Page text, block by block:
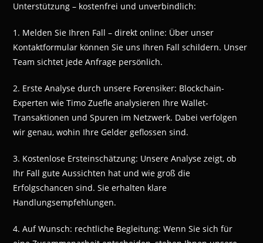
Unterstützung – kostenfrei und unverbindlich:
1. Melden Sie Ihren Fall – direkt online: Über unser
Kontaktformular können Sie uns Ihren Fall schildern. Unser
Team sichtet jede Anfrage persönlich.
2. Erste Analyse durch unsere Forensiker: Blockchain-
Experten wie Timo Zuefle analysieren Ihre Wallet-
Transaktionen und Spuren im Netzwerk. Dabei verfolgen
wir genau, wohin Ihre Gelder geflossen sind.
3. Kostenlose Ersteinschätzung: Unsere Analyse zeigt, ob
Ihr Fall gute Aussichten hat und wie groß die
Erfolgschancen sind. Sie erhalten klare
Handlungsempfehlungen.
4. Auf Wunsch: rechtliche Begleitung: Wenn Sie sich für